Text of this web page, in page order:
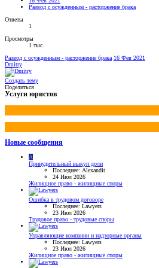
Развод с осужденным - расторжение брака
Ответы
1
Просмотры
1 тыс.
Развод с осужденным - расторжение брака 16 Фев 2021
Dmitry
Создать тему
Поделиться
Услуги юристов
Новые сообщения
A
Принудительный выкуп доли
Последнее: Alexandit
24 Июл 2026
Жилищное право - жилищные споры
Ошибка в трудовом договоре
Последнее: Lawyers
23 Июл 2026
Трудовое право - трудовые споры
Управляющие компании и надзорные органы
Последнее: Lawyers
23 Июл 2026
Жилищное право - жилищные споры